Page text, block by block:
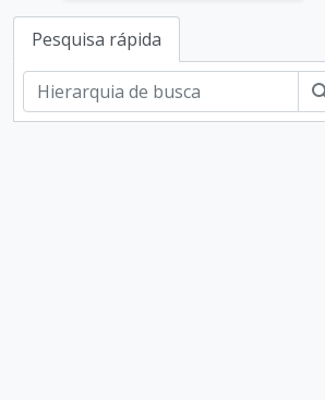
Pesquisa rápida